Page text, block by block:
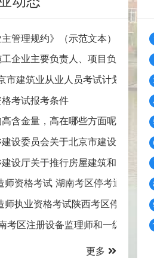
主管理规约》（示范文本）政策解读
企业主要负责人、项目负责人和
建筑业从业人员考试计划
考试报考条件
含金量，高在哪些方面呢？
设委员会关于北京市建设工程企
设厅关于推行房屋建筑和市政基
资格考试 湖南考区停考通告
执业资格考试陕西考区停考通告
考区注册设备监理师和一级建造师
更多